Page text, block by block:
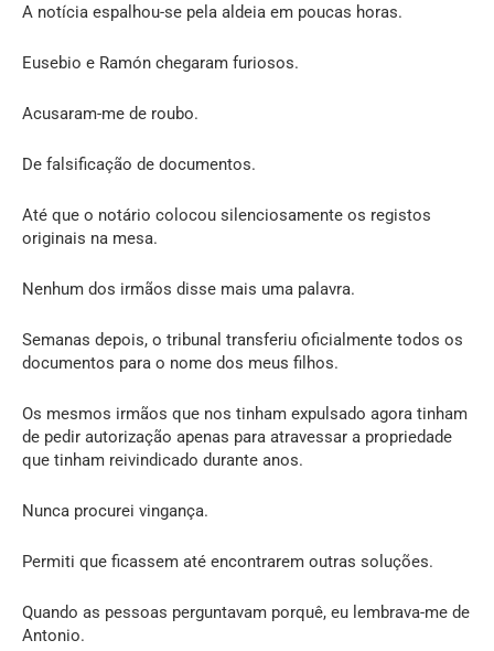
A notícia espalhou-se pela aldeia em poucas horas.
Eusebio e Ramón chegaram furiosos.
Acusaram-me de roubo.
De falsificação de documentos.
Até que o notário colocou silenciosamente os registos
originais na mesa.
Nenhum dos irmãos disse mais uma palavra.
Semanas depois, o tribunal transferiu oficialmente todos os
documentos para o nome dos meus filhos.
Os mesmos irmãos que nos tinham expulsado agora tinham
de pedir autorização apenas para atravessar a propriedade
que tinham reivindicado durante anos.
Nunca procurei vingança.
Permiti que ficassem até encontrarem outras soluções.
Quando as pessoas perguntavam porquê, eu lembrava-me de
Antonio.